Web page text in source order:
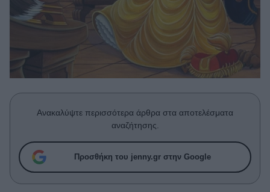
Parenting
Real Women
Πρόσωπα
Celebrities
True Stories
Ask the Guru
Success Stories
Ανακαλύψτε περισσότερα άρθρα στα αποτελέσματα
αναζήτησης.
Προσθήκη του jenny.gr στην Google